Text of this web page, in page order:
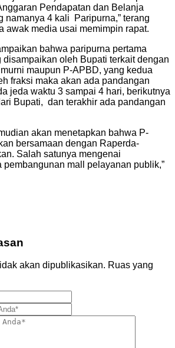
Pendapatan dan Belanja
namanya 4 kali Paripurna,” terang
awak media usai memimpin rapat.
bahwa paripurna pertama
disampaikan oleh Bupati terkait dengan
maupun P-APBD, yang kedua
fraksi maka akan ada pandangan
jeda waktu 3 sampai 4 hari, berikutnya
Bupati, dan terakhir ada pandangan
akan menetapkan bahwa P-
bersamaan dengan Raperda-
Salah satunya mengenai
pembangunan mall pelayanan publik,”
akan dipublikasikan. Ruas yang